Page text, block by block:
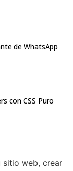
de WhatsApp
con CSS Puro
sitio web, crear